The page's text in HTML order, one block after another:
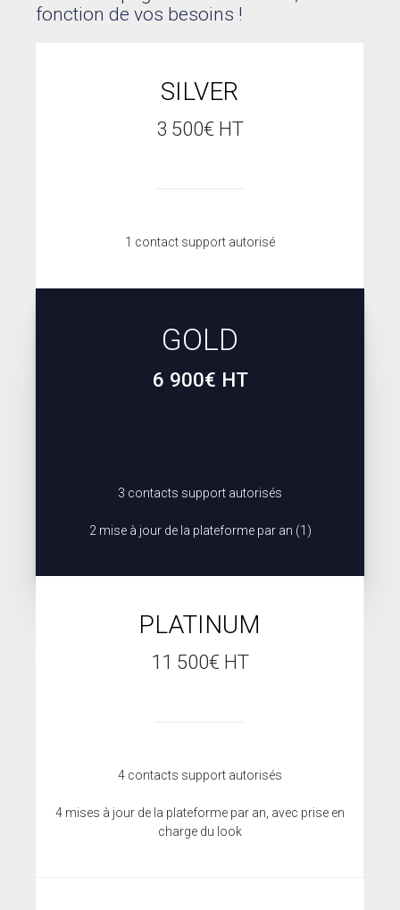
fonction de vos besoins !
SILVER
3 500€ HT
1 contact support autorisé
GOLD
6 900€ HT
3 contacts support autorisés
2 mise à jour de la plateforme par an (1)
Option la plus populaire auprès de nos clients
PLATINUM
11 500€ HT
4 contacts support autorisés
4 mises à jour de la plateforme par an, avec prise en
charge du look